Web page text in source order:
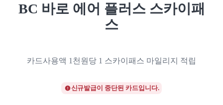
BC 바로 에어 플러스 스카이패
스
카드사용액 1천원당 1 스카이패스 마일리지 적립
신규발급이 중단된 카드입니다.